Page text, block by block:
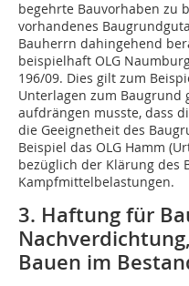
begehrte Bauvorhaben zu
vorhandenes
Bauherrn dahingehend
beispielhaft OLG
196/09. Dies gilt zum
Unterlagen zum Baugrund
aufdrängen musste, dass
die Geeignetheit des
Beispiel das OLG Hamm
bezüglich der Klärung des
Kampfmittelbelastungen.
3. Haftung für
Bauen im